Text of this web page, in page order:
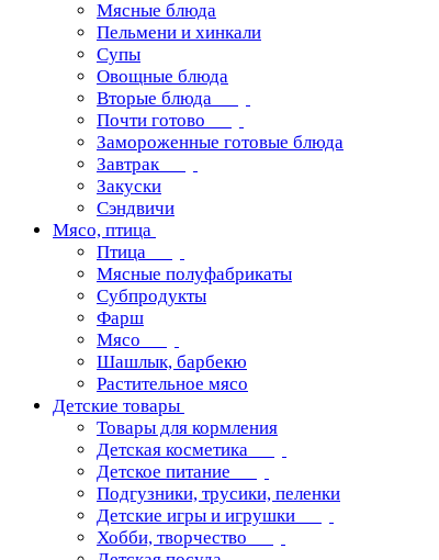
Мясные блюда
Пельмени и хинкали
Супы
Овощные блюда
Вторые блюда
Почти готово
Замороженные готовые блюда
Завтрак
Закуски
Сэндвичи
Мясо, птица
Птица
Мясные полуфабрикаты
Субпродукты
Фарш
Мясо
Шашлык, барбекю
Растительное мясо
Детские товары
Товары для кормления
Детская косметика
Детское питание
Подгузники, трусики, пеленки
Детские игры и игрушки
Хобби, творчество